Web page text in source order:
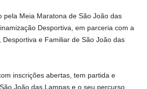
pela Meia Maratona de São João das
Desportiva, em parceria com a
Desportiva e Familiar de São João das
inscrições abertas, tem partida e
João das Lampas e o seu percurso